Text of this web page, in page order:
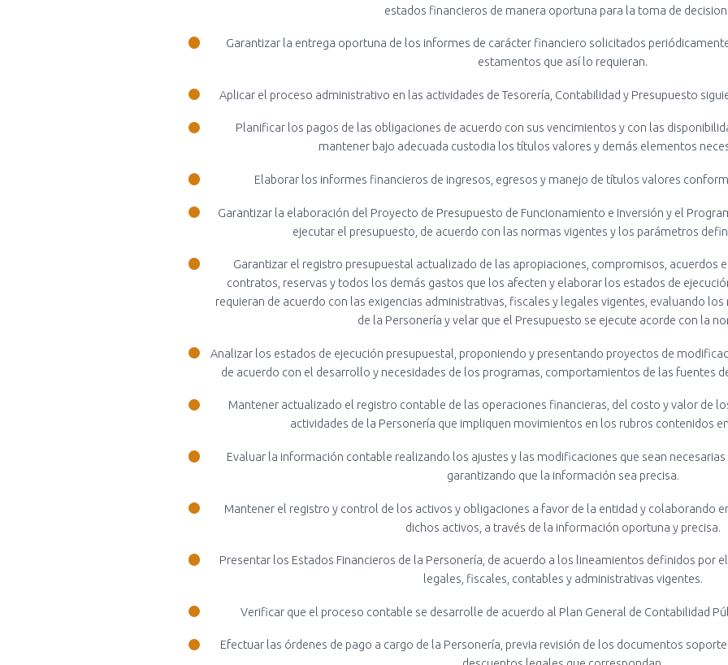
estados financieros de manera oportuna para la toma de
Garantizar la entrega oportuna de los informes de carácter financiero solicitados
estamentos que así lo requieran.
Aplicar el proceso administrativo en las actividades de Tesorería, Contabilidad y Presupuesto
Planificar los pagos de las obligaciones de acuerdo con sus vencimientos y con las
mantener bajo adecuada custodia los títulos valores y demás elementos
Elaborar los informes financieros de ingresos, egresos y manejo de títulos valores
Garantizar la elaboración del Proyecto de Presupuesto de Funcionamiento e Inversión y el
ejecutar el presupuesto, de acuerdo con las normas vigentes y los parámetros
Garantizar el registro presupuestal actualizado de las apropiaciones, compromisos, acuerdos
contratos, reservas y todos los demás gastos que los afecten y elaborar los estados de
requieran de acuerdo con las exigencias administrativas, fiscales y legales vigentes, evaluando
de la Personería y velar que el Presupuesto se ejecute acorde con la
Analizar los estados de ejecución presupuestal, proponiendo y presentando proyectos de
de acuerdo con el desarrollo y necesidades de los programas, comportamientos de las fuentes
Mantener actualizado el registro contable de las operaciones financieras, del costo y valor de
actividades de la Personería que impliquen movimientos en los rubros contenidos
Evaluar la información contable realizando los ajustes y las modificaciones que sean
garantizando que la información sea precisa.
Mantener el registro y control de los activos y obligaciones a favor de la entidad y colaborando
dichos activos, a través de la información oportuna y precisa.
Presentar los Estados Financieros de la Personería, de acuerdo a los lineamientos definidos por
legales, fiscales, contables y administrativas vigentes.
Verificar que el proceso contable se desarrolle de acuerdo al Plan General de Contabilidad
Efectuar las órdenes de pago a cargo de la Personería, previa revisión de los documentos